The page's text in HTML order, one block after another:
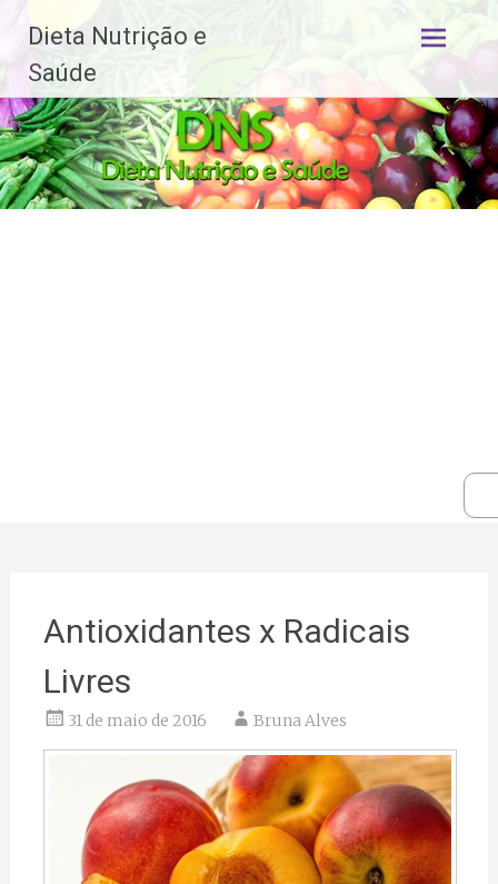
Dieta Nutrição e
Saúde
para
o
conteúdo
Antioxidantes x Radicais
Livres
31 de maio de 2016 Bruna Alves